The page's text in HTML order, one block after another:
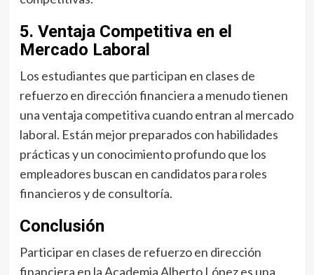
5. Ventaja Competitiva en el
Mercado Laboral
Los estudiantes que participan en clases de
refuerzo en dirección financiera a menudo tienen
una ventaja competitiva cuando entran al mercado
laboral. Están mejor preparados con habilidades
prácticas y un conocimiento profundo que los
empleadores buscan en candidatos para roles
financieros y de consultoría.
Conclusión
Participar en clases de refuerzo en dirección
financiera en la Academia Alberto López es una